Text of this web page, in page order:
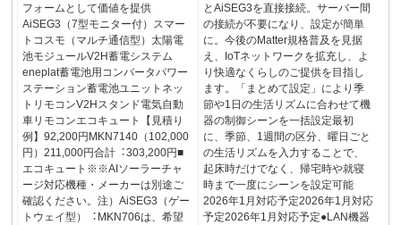
フォームとして価値を提供
AiSEG3（7型モニター付）スマー
トコスモ（マルチ通信型）太陽電
池モジュールV2H蓄電システム
eneplat蓄電池用コンバータパワー
ステーション蓄電池ユニットネッ
トリモコンV2Hスタンド電気⾃動
⾞リモコンエコキュート【見積り
例】92,200円MKN7140（102,000
円）211,000円合計︓303,200円■
エコキュート※※AIソーラーチャ
ージ対応機種・メーカーは別途ご
確認ください。注）AiSEG3（ゲー
トウェイ型）︓MKN706は、希望
とAiSEG3を直接接続。サーバー間
の接続が不要になり、設定が簡単
に。今後のMatter規格普及を見据
え、IoTネットワークを拡充し、よ
り快適なくらしのご提供を目指し
ます。「まとめて設定」により季
節や1日の生活リズムに合わせて機
器の制御シーンを一括設定最初
に、季節、1週間の区分、曜日ごと
の生活リズムを入力することで、
起床時だけでなく、帰宅時や就寝
時まで一度にシーンを設定可能
2026年1月対応予定2026年1月対応
予定2026年1月対応予定●LAN機器